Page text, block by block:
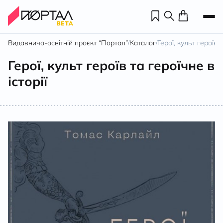
Видавничо-освітній проєкт “Портал”/Каталог/Герої, культ героїв
Герої, культ героїв та героїчне в
історії